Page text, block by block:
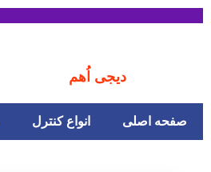
دیجی اُهم
صفحه اصلی انواع کنترل